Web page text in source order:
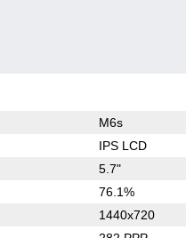
M6s
IPS LCD
5.7"
76.1%
1440x720